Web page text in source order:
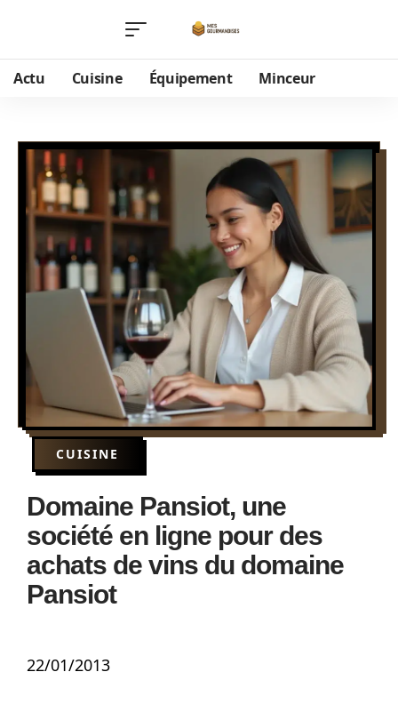
Actu Cuisine Équipement Minceur
CUISINE
Domaine Pansiot, une
société en ligne pour des
achats de vins du domaine
Pansiot
22/01/2013